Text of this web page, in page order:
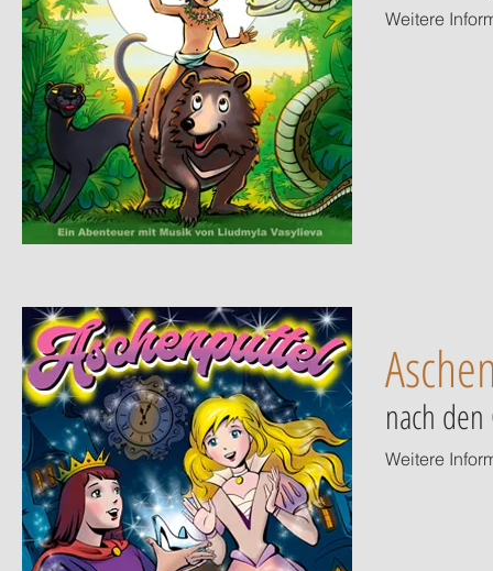
Weitere
nach
Weitere